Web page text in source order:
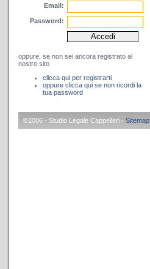
Email:
Password:
oppure, se non sei ancora registrato al
nostro sito
clicca qui per registrarti
oppure clicca qui se non ricordi la
tua password
©2006 - Studio Legale Cappelleri - Sitemap